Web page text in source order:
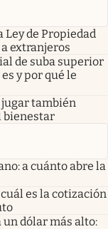
Ley de Propiedad
extranjeros
de suba superior
y por qué le
también
bienestar
a cuánto abre la
es la cotización
dólar más alto: